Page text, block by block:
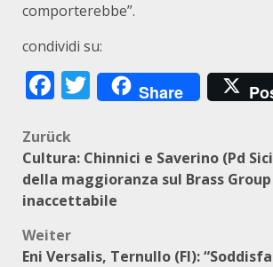
comporterebbe”.
condividi su:
Facebook
Twitter
Share
Beitragsnavigation
Zurück
Cultura: Chinnici e Saverino (Pd
della maggioranza sul Brass
inaccettabile
Weiter
Eni Versalis, Ternullo (FI):